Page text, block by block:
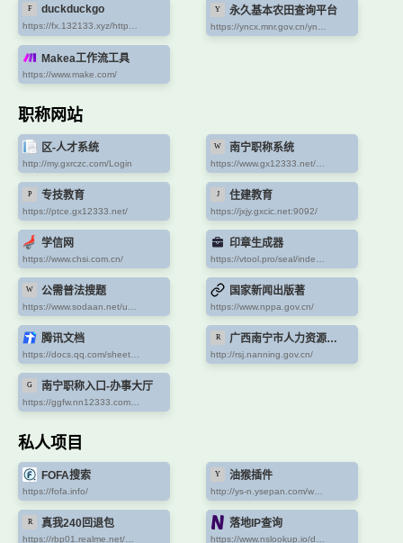
duckduckgo 永久基本农田查询平台
Makea工作流工具
https://www.make.com/
职称网站
区-人才系统
http://my.gxrczc.com/Login
南宁职称系统
专技教育
https://ptce.gx12333.net/
住建教育
https://jxjy.gxcic.net:9092/
学信网
https://www.chsi.com.cn/
印章生成器
公需普法搜题 国家新闻出版著
https://www.nppa.gov.cn/
腾讯文档 广西南宁市人力资源和社会保障局网站
http://rsj.nanning.gov.cn/
南宁职称入口-办事大厅
私人项目
FOFA搜索
https://fofa.info/
油猴插件
真我240回退包 落地IP查询